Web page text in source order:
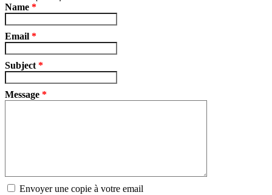
Name *
Email *
Subject *
Message *
Envoyer une copie à votre email